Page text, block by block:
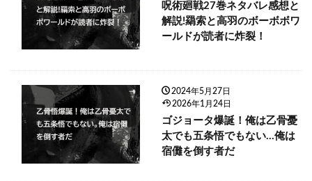
呪術廻戦27巻ネタバレ感想と
解説!羂索と高羽のボーボボワ
ールドが読者に炸裂！
2024年5月27日
2026年1月24日
ゴジョータ爆誕！俺は乙骨憂
太でも五条悟でもない…俺は
宿儺を倒す者だ